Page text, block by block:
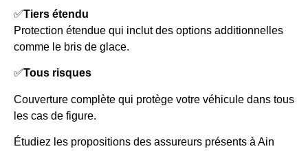
✅Tiers étendu
Protection étendue qui inclut des options additionnelles
comme le bris de glace.
✅Tous risques
Couverture complète qui protège votre véhicule dans tous
les cas de figure.
Étudiez les propositions des assureurs présents à Ain